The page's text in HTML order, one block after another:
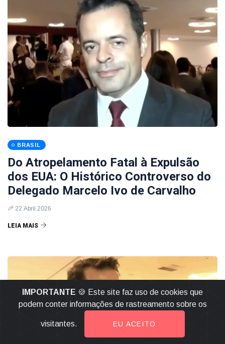
BRASIL
Do Atropelamento Fatal à Expulsão
dos EUA: O Histórico Controverso do
Delegado Marcelo Ivo de Carvalho
22 Abril 2026
LEIA MAIS
IMPORTANTE 🍪 Este site faz uso de cookies que
podem conter informações de rastreamento sobre os
visitantes. EU ACEITO